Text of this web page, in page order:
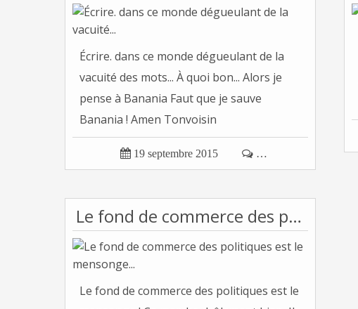
Écrire. dans ce monde dégueulant de la
vacuité des mots... À quoi bon... Alors je
pense à Banania Faut que je sauve
Banania ! Amen Tonvoisin
 19 septembre 2015  …
Le fond de commerce des politiques est le mensonge...
Le fond de commerce des politiques est le